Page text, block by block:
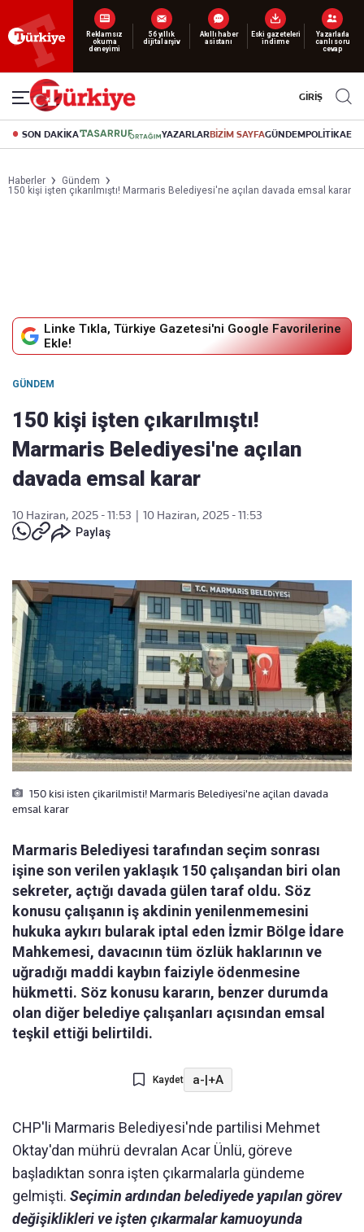
Yeni nesil dijital
abonelik 19 TL’den başlayan fiyatlarla.
GİRİŞ
SON DAKİKA YAZARLARBİZİM SAYFAGÜNDEMPOLİTİKA
Haberler
Gündem
150 kişi işten çıkarılmıştı! Marmaris Belediyesi'ne açılan davada emsal karar
Linke Tıkla, Türkiye Gazetesi'ni Google Favorilerine
Ekle!
GÜNDEM
150 kişi işten çıkarılmıştı!
Marmaris Belediyesi'ne açılan
davada emsal karar
10 Haziran, 2025 - 11:53
10 Haziran, 2025 - 11:53
Paylaş
150 kisi isten çikarilmisti! Marmaris Belediyesi'ne açilan davada
emsal karar
Marmaris Belediyesi tarafından seçim sonrası
işine son verilen yaklaşık 150 çalışandan biri olan
sekreter, açtığı davada gülen taraf oldu. Söz
konusu çalışanın iş akdinin yenilenmemesini
hukuka aykırı bularak iptal eden İzmir Bölge İdare
Mahkemesi, davacının tüm özlük haklarının ve
uğradığı maddi kaybın faiziyle ödenmesine
hükmetti. Söz konusu kararın, benzer durumda
olan diğer belediye çalışanları açısından emsal
teşkil ettiği belirtildi.
Kaydet a-|+A
CHP'li Marmaris Belediyesi'nde partilisi Mehmet
Oktay'dan mührü devralan Acar Ünlü, göreve
başladıktan sonra işten çıkarmalarla gündeme
gelmişti. Seçimin ardından belediyede yapılan görev
değişiklikleri ve işten çıkarmalar kamuoyunda